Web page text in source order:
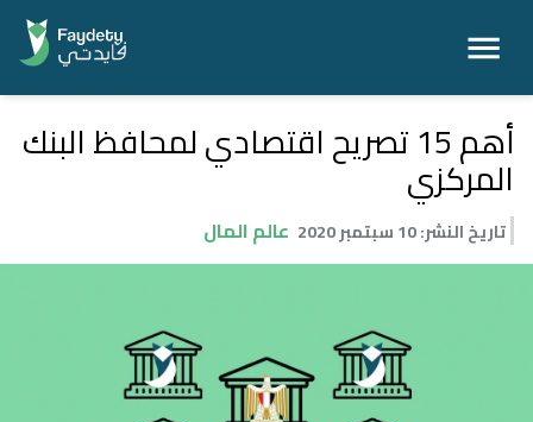
أهم 15 تصريح اقتصادي لمحافظ البنك
المركزي
تاريخ النشر:10 سبتمبر 2020 عالم المال